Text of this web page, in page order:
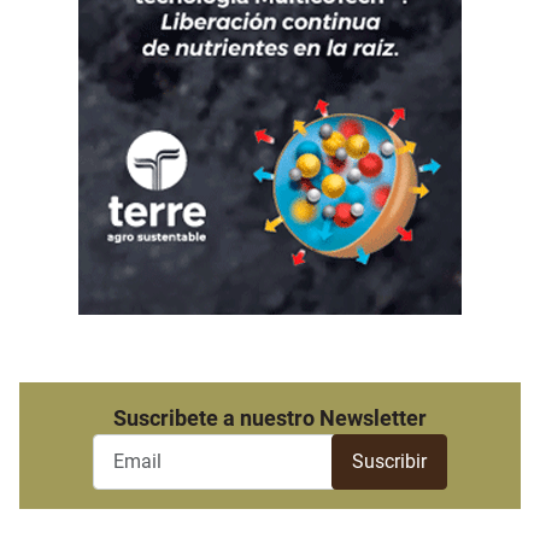
Suscribete a nuestro Newsletter